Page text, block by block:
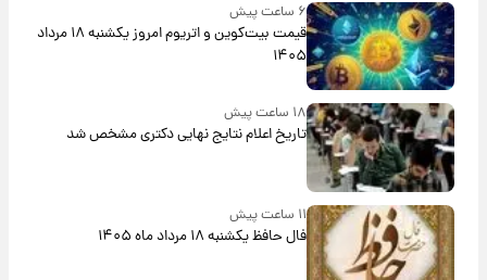
۶ ساعت پیش
قیمت بیت‌کوین و اتریوم امروز یکشنبه ۱۸ مرداد
۱۴۰۵
۱۸ ساعت پیش
تاریخ اعلام نتایج نهایی دکتری مشخص شد
۱۱ ساعت پیش
فال حافظ یکشنبه ۱۸ مرداد ماه ۱۴۰۵